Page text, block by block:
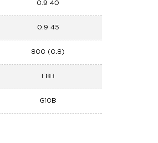
0.9 40
0.9 45
800 (0.8)
F8B
G10B